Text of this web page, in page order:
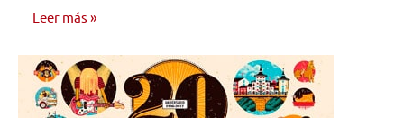
Leer más
NOTICIAS